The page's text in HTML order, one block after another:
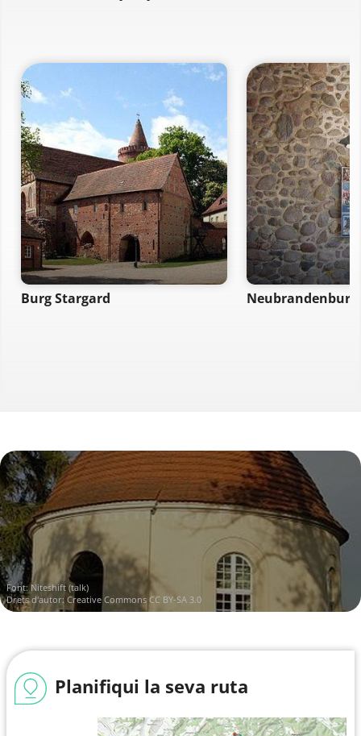
Burg Stargard Neubrandenburg
Font:Niteshift (talk)
Drets d'autor: Creative Commons CC BY-SA 3.0
Planifiqui la seva ruta